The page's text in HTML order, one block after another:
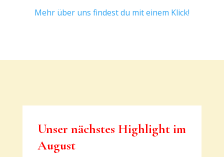
Mehr über uns findest du mit einem Klick!
Unser nächstes Highlight im
August